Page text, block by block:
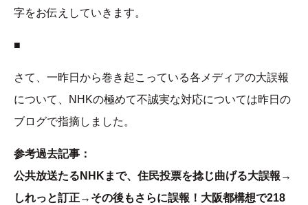
字をお伝えしていきます。
■
さて、一昨日から巻き起こっている各メディアの大誤報
について、NHKの極めて不誠実な対応については昨日の
ブログで指摘しました。
参考過去記事：
公共放送たるNHKまで、住民投票を捻じ曲げる大誤報→
しれっと訂正→その後もさらに誤報！大阪都構想で218